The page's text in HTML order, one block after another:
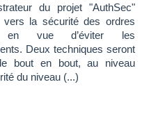
du projet "AuthSec"
vers la sécurité des ordres
en vue d’éviter les
Deux techniques seront
bout en bout, au niveau
du niveau (...)